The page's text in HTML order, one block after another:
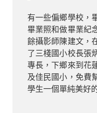
有一些偏鄉學校，
畢業照和做畢業紀
餘攝影師陳建文，
了三棧國小校長張
專長，下鄉來到花
及佳民國小，免費
學生一個單純美好